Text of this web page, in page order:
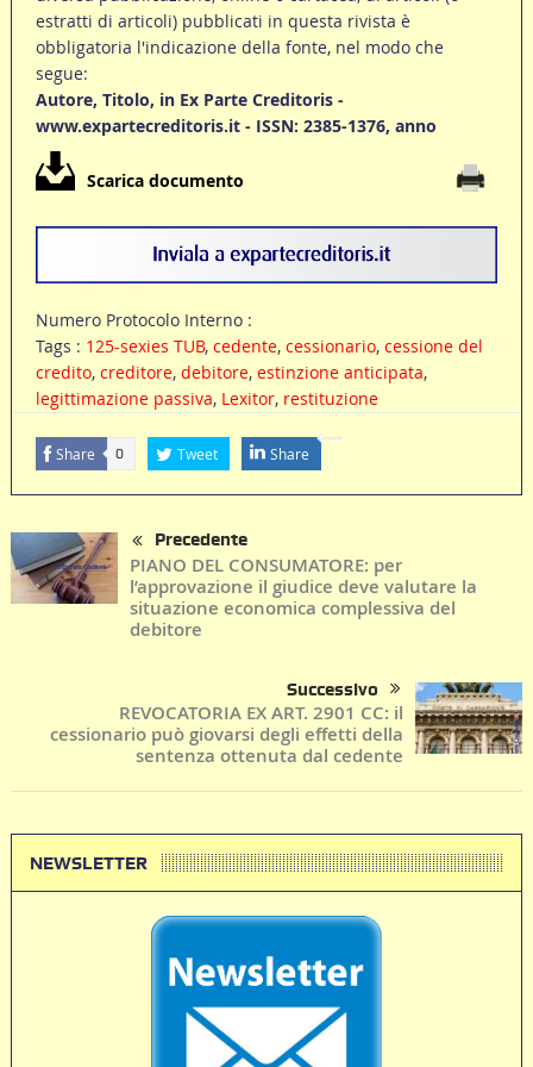
estratti di articoli) pubblicati in questa rivista è
obbligatoria l'indicazione della fonte, nel modo che
segue:
Autore, Titolo, in Ex Parte Creditoris -
www.expartecreditoris.it - ISSN: 2385-1376, anno
Scarica documento
Numero Protocolo Interno :
Tags : 125-sexies TUB, cedente, cessionario, cessione del
credito, creditore, debitore, estinzione anticipata,
legittimazione passiva, Lexitor, restituzione
Share 0 Tweet Share
Precedente
PIANO DEL CONSUMATORE: per
l’approvazione il giudice deve valutare la
situazione economica complessiva del
debitore
Successivo
REVOCATORIA EX ART. 2901 CC: il
cessionario può giovarsi degli effetti della
sentenza ottenuta dal cedente
NEWSLETTER